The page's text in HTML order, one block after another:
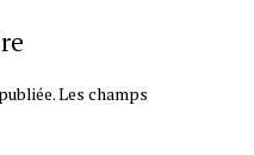
Les champs